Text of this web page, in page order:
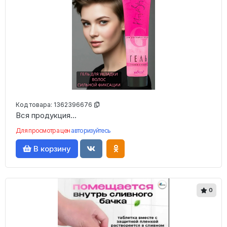
Код товара: 1362396676
Вся продукция...
Для просмотра цен авторизуйтесь
В корзину
0